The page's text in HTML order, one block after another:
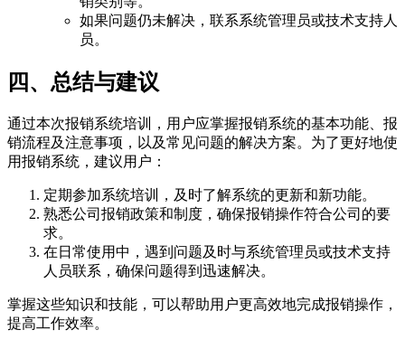
如果问题仍未解决，联系系统管理员或技术支持人
员。
四、总结与建议
通过本次报销系统培训，用户应掌握报销系统的基本功能、报
销流程及注意事项，以及常见问题的解决方案。为了更好地使
用报销系统，建议用户：
定期参加系统培训，及时了解系统的更新和新功能。
熟悉公司报销政策和制度，确保报销操作符合公司的要
求。
在日常使用中，遇到问题及时与系统管理员或技术支持
人员联系，确保问题得到迅速解决。
掌握这些知识和技能，可以帮助用户更高效地完成报销操作，
提高工作效率。